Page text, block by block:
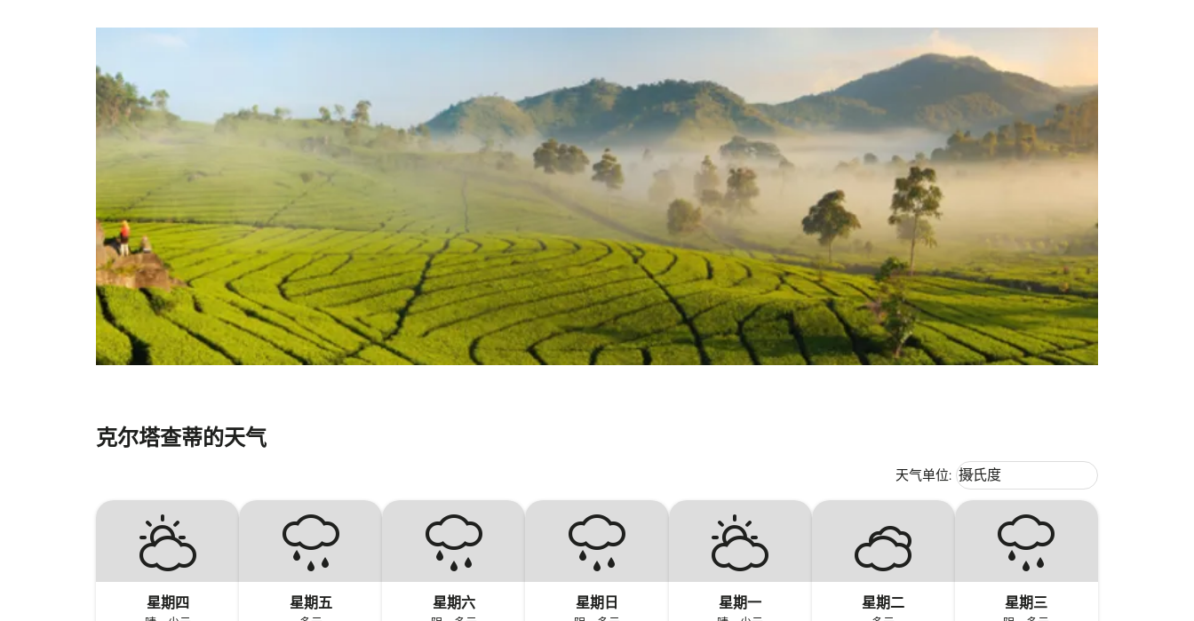
克尔塔查蒂的天气
天气单位: Weather unit option 摄氏度
摄氏度
keyboard_arrow_down
星期四 星期五 星期六 星期日 星期一 星期二 星期三